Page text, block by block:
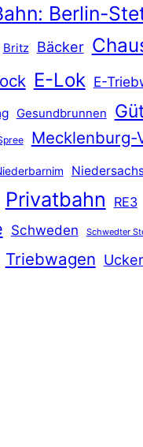
Berlin-
Britz Bäcker
E-Lok E-
Gesundbrunnen
Mecklenburg-
Privatbahn RE3
Schweden Schwedter
Triebwagen